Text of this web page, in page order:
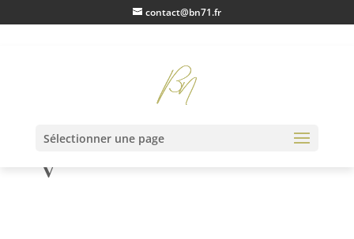
contact@bn71.fr
Sélectionner une page
demi_ecu_Louis_XI
V